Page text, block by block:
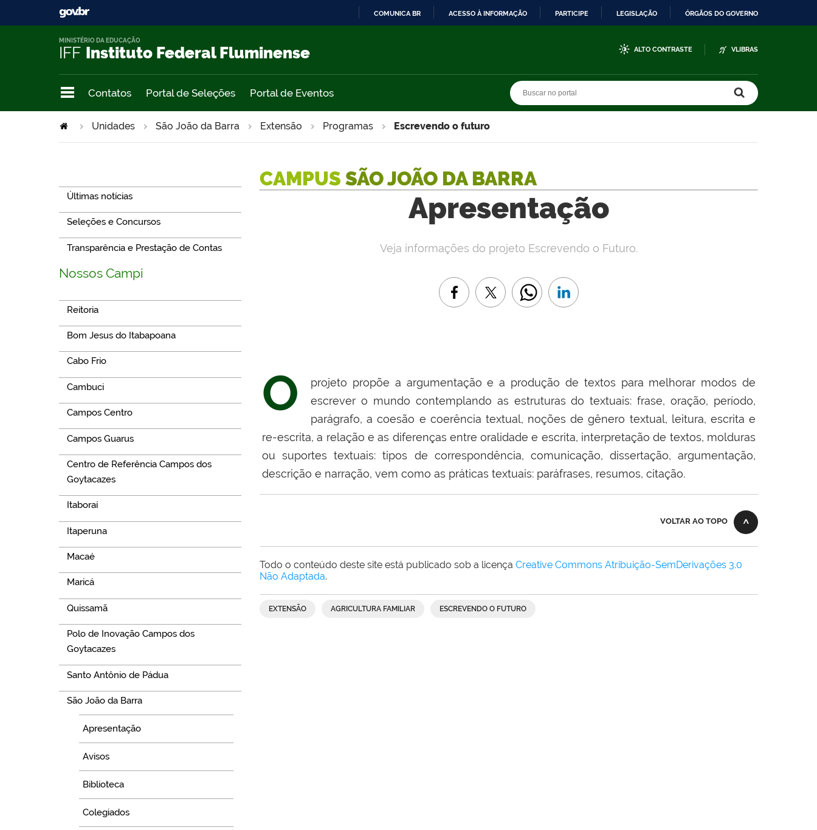
COMUNICA BR ACESSO À INFORMAÇÃO PARTICIPE LEGISLAÇÃO ÓRGÃOS DO GOVERNO
IFF Instituto Federal Fluminense
MINISTÉRIO DA EDUCAÇÃO
ALTO CONTRASTE VLIBRAS
Contatos Portal de Seleções Portal de Eventos
Unidades São João da Barra Extensão Programas Escrevendo o futuro
Últimas notícias
Seleções e Concursos
Transparência e Prestação de Contas
Nossos Campi
Reitoria
Bom Jesus do Itabapoana
Cabo Frio
Cambuci
Campos Centro
Campos Guarus
Centro de Referência Campos dos
Goytacazes
Itaboraí
Itaperuna
Macaé
Maricá
Quissamã
Polo de Inovação Campos dos
Goytacazes
Santo Antônio de Pádua
São João da Barra
Apresentação
Avisos
Biblioteca
Colegiados
CAMPUS SÃO JOÃO DA BARRA
Apresentação
Veja informações do projeto Escrevendo o Futuro.
O projeto propõe a argumentação e a produção de textos para melhorar modos de
escrever o mundo contemplando as estruturas do textuais: frase, oração, período,
parágrafo, a coesão e coerência textual, noções de gênero textual, leitura, escrita e
re-escrita, a relação e as diferenças entre oralidade e escrita, interpretação de textos, molduras
ou suportes textuais: tipos de correspondência, comunicação, dissertação, argumentação,
descrição e narração, vem como as práticas textuais: paráfrases, resumos, citação.
VOLTAR AO TOPO
Todo o conteúdo deste site está publicado sob a licença Creative Commons Atribuição-SemDerivações 3.0
Não Adaptada.
EXTENSÃO AGRICULTURA FAMILIAR ESCREVENDO O FUTURO